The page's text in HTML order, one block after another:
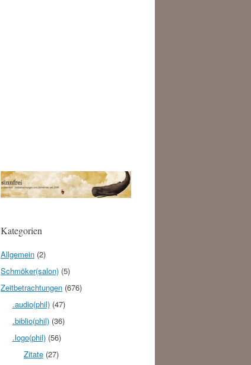
Kategorien
Allgemein (2)
Schmöker(salon) (5)
Zeitbetrachtungen (676)
.audio(phil)(47)
.biblio(phil)(36)
.logo(phil)(56)
Zitate (27)